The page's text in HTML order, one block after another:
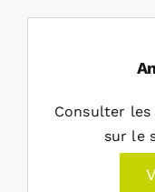
Consulter
sur le